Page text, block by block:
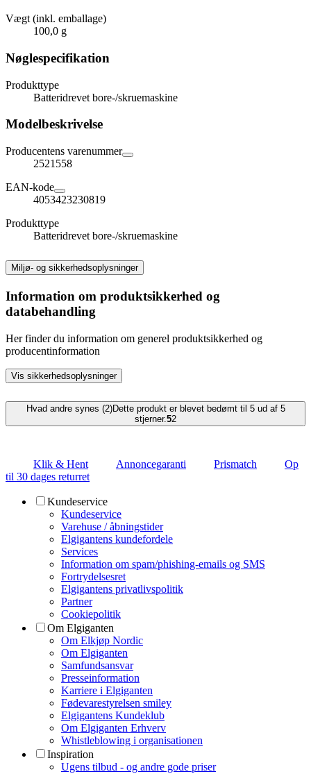
Vægt (inkl. emballage)
100,0 g
Nøglespecifikation
Produkttype
Batteridrevet bore-/skruemaskine
Modelbeskrivelse
Producentens varenummer
2521558
EAN-kode
4053423230819
Produkttype
Batteridrevet bore-/skruemaskine
Miljø- og sikkerhedsoplysninger
Information om produktsikkerhed og
databehandling
Her finder du information om generel produktsikkerhed og
producentinformation
Vis sikkerhedsoplysninger
Hvad andre synes (2)Dette produkt er blevet bedømt til 5 ud af 5
stjerner.52
Klik & Hent Annoncegaranti Prismatch
Op
til 30 dages returret
Kundeservice
Kundeservice
Varehuse / åbningstider
Elgigantens kundefordele
Services
Information om spam/phishing-emails og SMS
Fortrydelsesret
Elgigantens privatlivspolitik
Partner
Cookiepolitik
Om Elgiganten
Om Elkjøp Nordic
Om Elgiganten
Samfundsansvar
Presseinformation
Karriere i Elgiganten
Fødevarestyrelsen smiley
Elgigantens Kundeklub
Om Elgiganten Erhverv
Whistleblowing i organisationen
Inspiration
Ugens tilbud - og andre gode priser